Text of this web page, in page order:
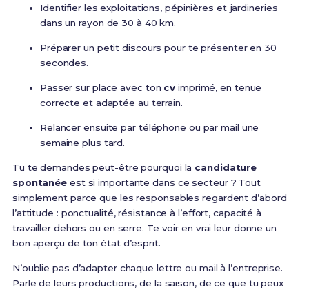
Identifier les exploitations, pépinières et jardineries
dans un rayon de 30 à 40 km.
Préparer un petit discours pour te présenter en 30
secondes.
Passer sur place avec ton cv imprimé, en tenue
correcte et adaptée au terrain.
Relancer ensuite par téléphone ou par mail une
semaine plus tard.
Tu te demandes peut-être pourquoi la candidature
spontanée est si importante dans ce secteur ? Tout
simplement parce que les responsables regardent d’abord
l’attitude : ponctualité, résistance à l’effort, capacité à
travailler dehors ou en serre. Te voir en vrai leur donne un
bon aperçu de ton état d’esprit.
N’oublie pas d’adapter chaque lettre ou mail à l’entreprise.
Parle de leurs productions, de la saison, de ce que tu peux